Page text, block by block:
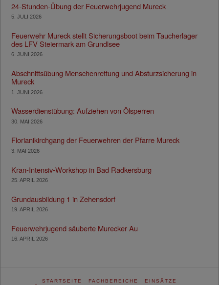
24-Stunden-Übung der Feuerwehrjugend Mureck
5. JULI 2026
Feuerwehr Mureck stellt Sicherungsboot beim Taucherlager
des LFV Steiermark am Grundlsee
6. JUNI 2026
Abschnittsübung Menschenrettung und Absturzsicherung in
Mureck
1. JUNI 2026
Wasserdienstübung: Aufziehen von Ölsperren
30. MAI 2026
Florianikirchgang der Feuerwehren der Pfarre Mureck
3. MAI 2026
Kran-Intensiv-Workshop in Bad Radkersburg
25. APRIL 2026
Grundausbildung 1 in Zehensdorf
19. APRIL 2026
Feuerwehrjugend säuberte Murecker Au
16. APRIL 2026
STARTSEITE FACHBEREICHE
EINSÄTZE